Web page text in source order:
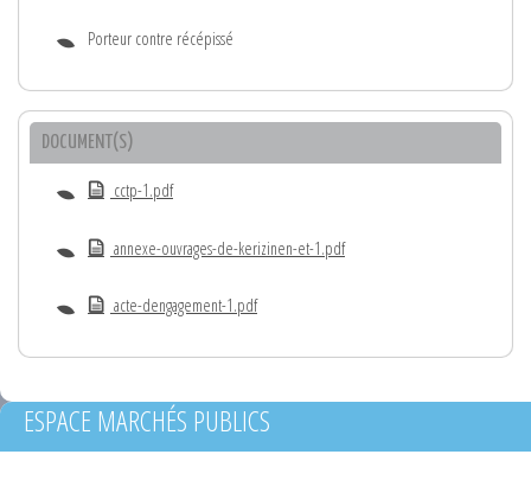
Porteur contre récépissé
DOCUMENT(S)
cctp-1.pdf
annexe-ouvrages-de-kerizinen-et-1.pdf
acte-dengagement-1.pdf
ESPACE MARCHÉS PUBLICS